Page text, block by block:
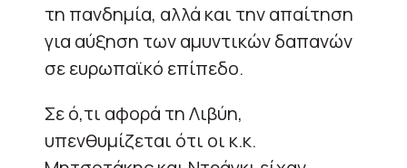
τη πανδημία, αλλά και την απαίτηση
για αύξηση των αμυντικών δαπανών
σε ευρωπαϊκό επίπεδο.
Σε ό,τι αφορά τη Λιβύη,
υπενθυμίζεται ότι οι κ.κ.